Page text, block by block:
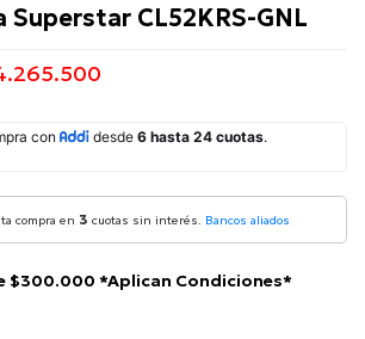
Superstar CL52KRS-GNL
compra en 3 cuotas sin interés. Bancos aliados
$300.000 *Aplican Condiciones*